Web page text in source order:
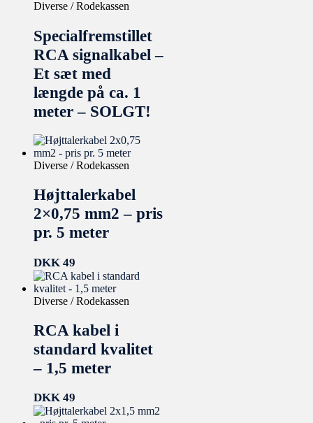
Diverse / Rodekassen
Specialfremstillet
RCA signalkabel –
Et sæt med
længde på ca. 1
meter – SOLGT!
Diverse / Rodekassen
Højttalerkabel
2×0,75 mm2 – pris
pr. 5 meter
DKK 49
Diverse / Rodekassen
RCA kabel i
standard kvalitet
– 1,5 meter
DKK 49